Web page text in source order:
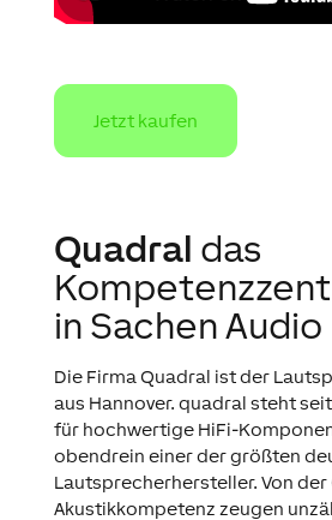
Jetzt kaufen
Quadral das
in Sachen Audio
Die Firma Quadral ist der
aus Hannover. quadral steht
für hochwertige HiFi-
obendrein einer der größten
Lautsprecherhersteller. Von der
Akustikkompetenz zeugen